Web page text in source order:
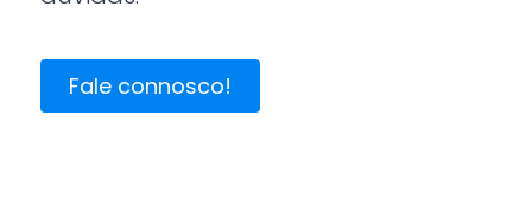
Fale connosco!